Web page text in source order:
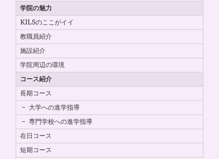
学院の魅力
KILSのここがイイ
教職員紹介
施設紹介
学院周辺の環境
コース紹介
長期コース
大学への進学指導
専門学校への進学指導
在日コース
短期コース